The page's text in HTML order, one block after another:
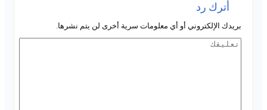
أترك رد
بريدك الإلكتروني أو أي معلومات سرية أخرى لن يتم نشرها.